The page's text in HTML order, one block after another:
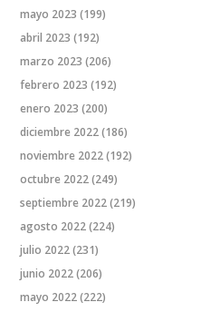
mayo 2023 (199)
abril 2023 (192)
marzo 2023 (206)
febrero 2023 (192)
enero 2023 (200)
diciembre 2022(186)
noviembre 2022(192)
octubre 2022(249)
septiembre 2022(219)
agosto 2022(224)
julio 2022(231)
junio 2022(206)
mayo 2022(222)